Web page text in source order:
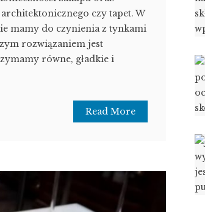
czy tapet. W
mamy do czynienia z tynkami
rozwiązaniem jest
równe, gładkie i
Read More